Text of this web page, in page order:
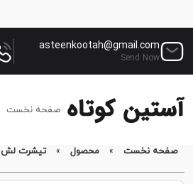
asteenkootah@gmail.com
Send Now
صفحه نخست
صفحه نخست » محصول » تیشرت لش ۷۸ کد ۳۰